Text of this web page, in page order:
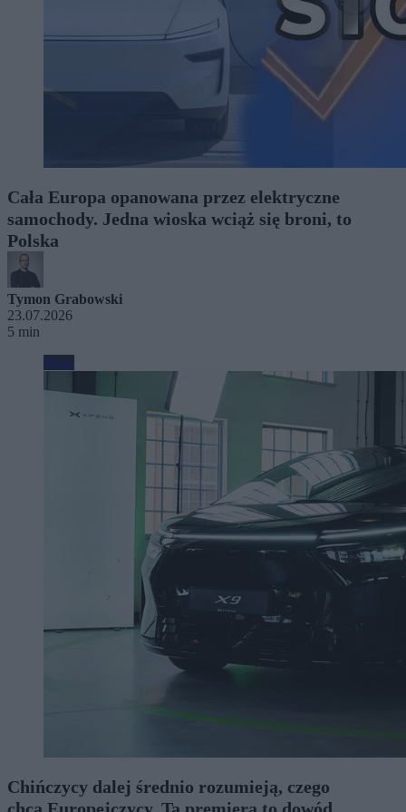
Cała Europa opanowana przez elektryczne
samochody. Jedna wioska wciąż się broni, to
Polska
Tymon Grabowski
23.07.2026
5 min
Moto
Chińczycy dalej średnio rozumieją, czego